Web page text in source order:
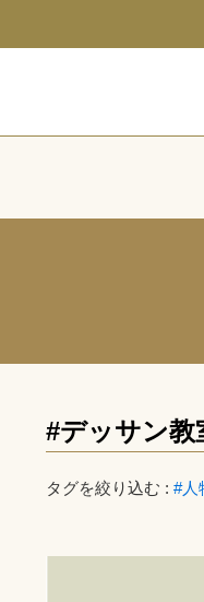
#デッサン教
タグを絞り込む : #人